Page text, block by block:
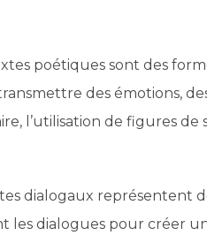
poétiques sont des
des émotions,
l’utilisation de figures
dialogaux représentent
les dialogues pour créer